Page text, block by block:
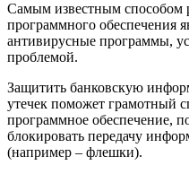
Самым известным способом
программного обеспечения
антивирусные программы,
проблемой.
Защитить банковскую
утечек поможет грамотный
программное обеспечение,
блокировать передачу
(например – флешки).